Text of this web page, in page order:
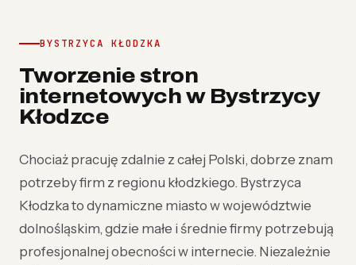
BYSTRZYCA KŁODZKA
Tworzenie stron
internetowych w Bystrzycy
Kłodzce
Chociaż pracuję zdalnie z całej Polski, dobrze znam
potrzeby firm z regionu kłodzkiego. Bystrzyca
Kłodzka to dynamiczne miasto w województwie
dolnośląskim, gdzie małe i średnie firmy potrzebują
profesjonalnej obecności w internecie. Niezależnie